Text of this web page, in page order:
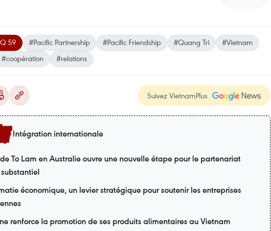
59 #Pacific Partnership #Pacific Friendship #Quang Tri
#Vietnam
#coopération #relations
Suivez VietnamPlus
Intégration internationale
To Lam en Australie ouvre une nouvelle étape pour le partenariat
économique, un levier stratégique pour soutenir les entreprises
renforce la promotion de ses produits alimentaires au Vietnam